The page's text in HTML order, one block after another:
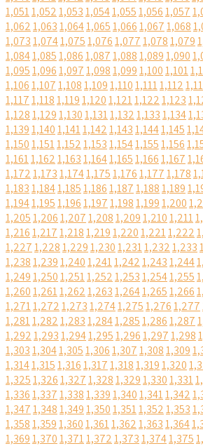
1,0511,0521,0531,0541,0551,0561,057
1,0621,0631,0641,0651,0661,0671,068
1,0731,0741,0751,0761,0771,0781,079
1,0841,0851,0861,0871,0881,0891,090
1,0951,0961,0971,0981,0991,1001,101
1,1061,1071,1081,1091,1101,1111,112
1,1171,1181,1191,1201,1211,1221,123
1,1281,1291,1301,1311,1321,1331,134
1,1391,1401,1411,1421,1431,1441,145
1,1501,1511,1521,1531,1541,1551,156
1,1611,1621,1631,1641,1651,1661,167
1,1721,1731,1741,1751,1761,1771,178
1,1831,1841,1851,1861,1871,1881,189
1,1941,1951,1961,1971,1981,1991,200
1,2051,2061,2071,2081,2091,2101,211
1,2161,2171,2181,2191,2201,2211,222
1,2271,2281,2291,2301,2311,2321,233
1,2381,2391,2401,2411,2421,2431,244
1,2491,2501,2511,2521,2531,2541,255
1,2601,2611,2621,2631,2641,2651,266
1,2711,2721,2731,2741,2751,2761,277
1,2811,2821,2831,2841,2851,2861,287
1,2921,2931,2941,2951,2961,2971,298
1,3031,3041,3051,3061,3071,3081,309
1,3141,3151,3161,3171,3181,3191,320
1,3251,3261,3271,3281,3291,3301,331
1,3361,3371,3381,3391,3401,3411,342
1,3471,3481,3491,3501,3511,3521,353
1,3581,3591,3601,3611,3621,3631,364
1,3691,3701,3711,3721,3731,3741,375